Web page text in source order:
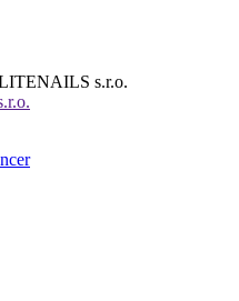
s.r.o.